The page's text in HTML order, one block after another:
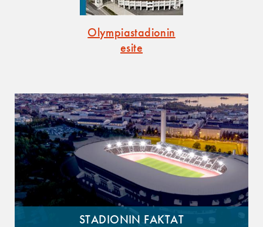
Olympiastadionin
esite
STADIONIN FAKTAT